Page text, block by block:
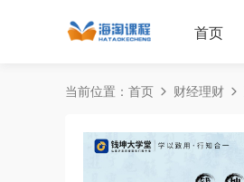
首页
当前位置： 首页 财经理财